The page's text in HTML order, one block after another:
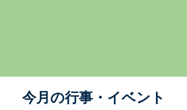
​今月の行事・イベント